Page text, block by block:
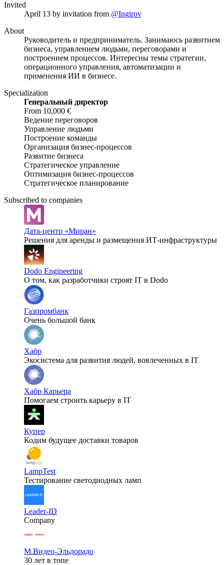
Invited
April 13 by invitation from @Ingirov
About
Руководитель и предприниматель. Занимаюсь развитием
бизнеса, управлением людьми, переговорами и
построением процессов. Интересны темы стратегии,
операционного управления, автоматизации и
применения ИИ в бизнесе.
Specialization
Генеральный директор
From 10,000 €
Ведение переговоров
Управление людьми
Построение команды
Организация бизнес-процессов
Развитие бизнеса
Стратегическое управление
Оптимизация бизнес-процессов
Стратегическое планирование
Subscribed to companies
Дата-центр «Миран»
Решения для аренды и размещения ИТ-инфраструктуры
Dodo Engineering
О том, как разработчики строят IT в Dodo
Газпромбанк
Очень большой банк
Хабр
Экосистема для развития людей, вовлеченных в IT
Хабр Карьера
Помогаем строить карьеру в IT
Купер
Кодим будущее доставки товаров
LampTest
Тестирование светодиодных ламп
Leader-ID
Company
М.Видео-Эльдорадо
30 лет в топе